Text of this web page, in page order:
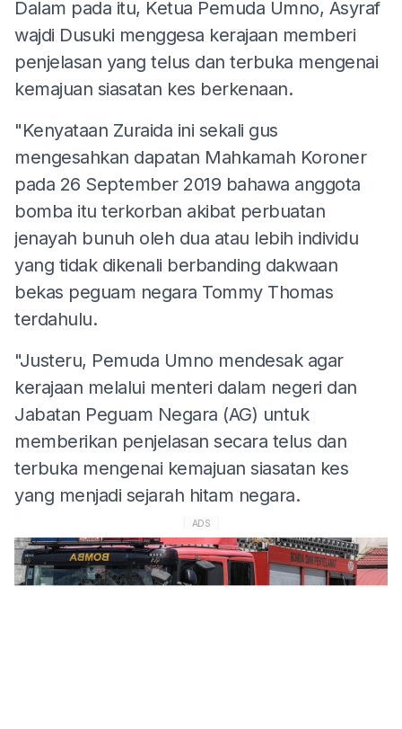
Dalam pada itu, Ketua Pemuda Umno, Asyraf
wajdi Dusuki menggesa kerajaan memberi
penjelasan yang telus dan terbuka mengenai
kemajuan siasatan kes berkenaan.
"Kenyataan Zuraida ini sekali gus
mengesahkan dapatan Mahkamah Koroner
pada 26 September 2019 bahawa anggota
bomba itu terkorban akibat perbuatan
jenayah bunuh oleh dua atau lebih individu
yang tidak dikenali berbanding dakwaan
bekas peguam negara Tommy Thomas
terdahulu.
"Justeru, Pemuda Umno mendesak agar
kerajaan melalui menteri dalam negeri dan
Jabatan Peguam Negara (AG) untuk
memberikan penjelasan secara telus dan
terbuka mengenai kemajuan siasatan kes
yang menjadi sejarah hitam negara.
ADS